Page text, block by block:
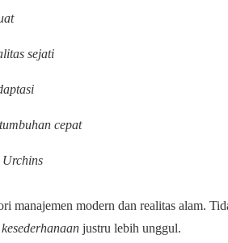
sejati
cepat
Urchins
manajemen modern dan realitas alam.
kesederhanaan justru lebih unggul.